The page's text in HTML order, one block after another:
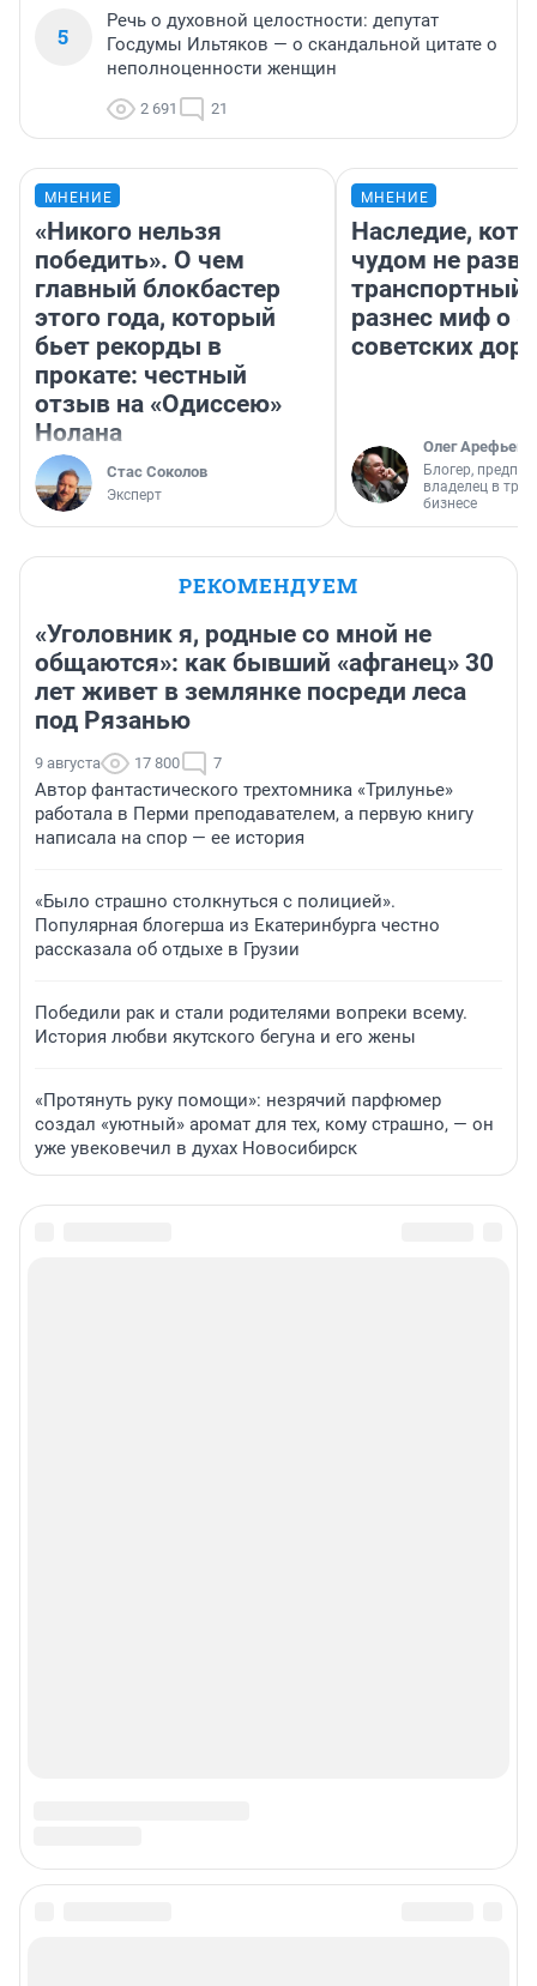
5
Речь о духовной целостности: депутат
Госдумы Ильтяков — о скандальной цитате о
неполноценности женщин
2 691 21
МНЕНИЕ
«Никого нельзя
победить». О чем
главный блокбастер
этого года, который
бьет рекорды в
прокате: честный
отзыв на «Одиссею»
Нолана
Стас Соколов
Эксперт
МНЕНИЕ
Наследие,
чудом не
транспортный
разнес миф о
советских
Олег Арефьев
Блогер,
владелец в
бизнесе
РЕКОМЕНДУЕМ
«Уголовник я, родные со мной не
общаются»: как бывший «афганец» 30
лет живет в землянке посреди леса
под Рязанью
9 августа 17 800 7
Автор фантастического трехтомника «Трилунье»
работала в Перми преподавателем, а первую книгу
написала на спор — ее история
«Было страшно столкнуться с полицией».
Популярная блогерша из Екатеринбурга честно
рассказала об отдыхе в Грузии
Победили рак и стали родителями вопреки всему.
История любви якутского бегуна и его жены
«Протянуть руку помощи»: незрячий парфюмер
создал «уютный» аромат для тех, кому страшно, — он
уже увековечил в духах Новосибирск